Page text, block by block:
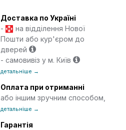
Доставка по Україні
-
на відділення Нової
Пошти або кур'єром до
дверей
- самовивіз у м. Київ
детальніше →
Оплата при отриманні
або іншим зручним способом,
детальніше →
Гарантія